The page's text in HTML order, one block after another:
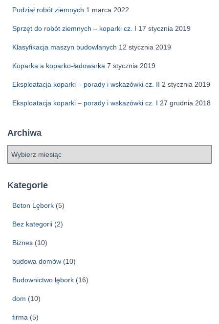
Podział robót ziemnych 1 marca 2022
Sprzęt do robót ziemnych – koparki cz. I 17 stycznia 2019
Klasyfikacja maszyn budowlanych 12 stycznia 2019
Koparka a koparko-ładowarka 7 stycznia 2019
Eksploatacja koparki – porady i wskazówki cz. II 2 stycznia 2019
Eksploatacja koparki – porady i wskazówki cz. I 27 grudnia 2018
Archiwa
h
Kategorie
Beton Lębork (5)
Bez kategorii (2)
Biznes (10)
budowa domów (10)
Budownictwo lębork (16)
dom (10)
firma (5)